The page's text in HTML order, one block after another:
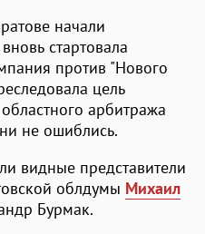
начали
стартовала
против "Нового
цель
арбитража
не ошиблись.
видные представители
облдумы Михаил
Бурмак.